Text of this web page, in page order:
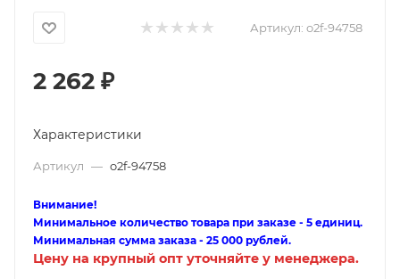
Артикул: o2f-94758
2 262 ₽
Характеристики
Артикул — o2f-94758
Внимание!
Минимальное количество товара при заказе - 5 единиц.
Минимальная сумма заказа - 25 000 рублей.
Цену на крупный опт уточняйте у менеджера.